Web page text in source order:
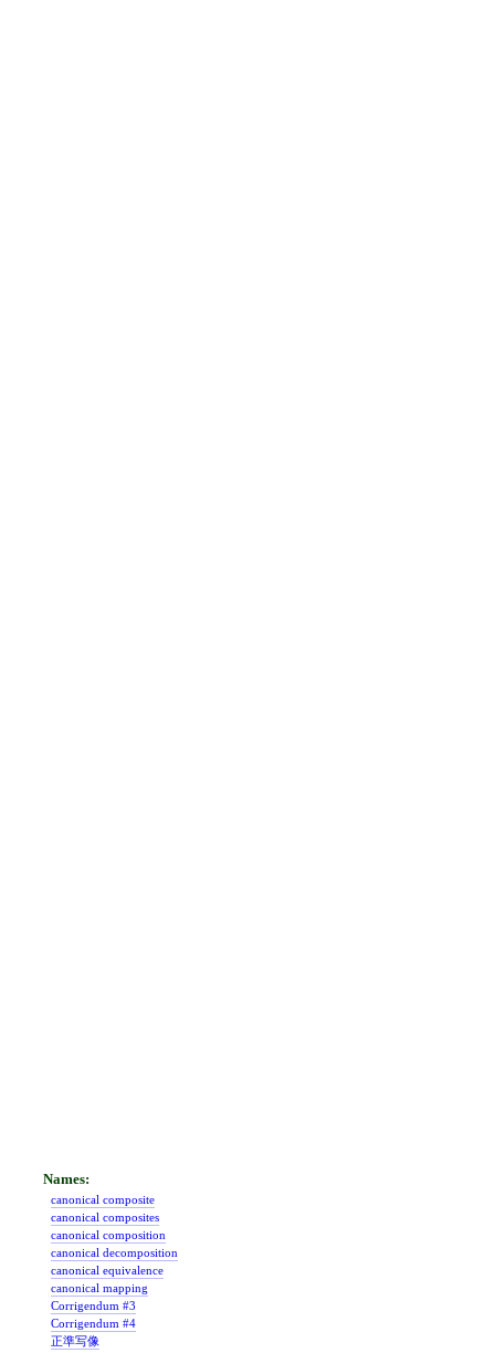
canonical composite
canonical composites
canonical composition
canonical decomposition
canonical equivalence
canonical mapping
Corrigendum #3
Corrigendum #4
正準写像